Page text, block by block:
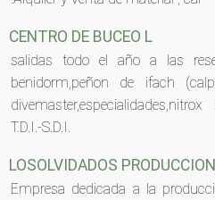
CENTRO DE BUCEO L
salidas todo el año a las
benidorm,peñon de ifach
T.D.I.-S.D.I.
LOSOLVIDADOS
Empresa dedicada a la